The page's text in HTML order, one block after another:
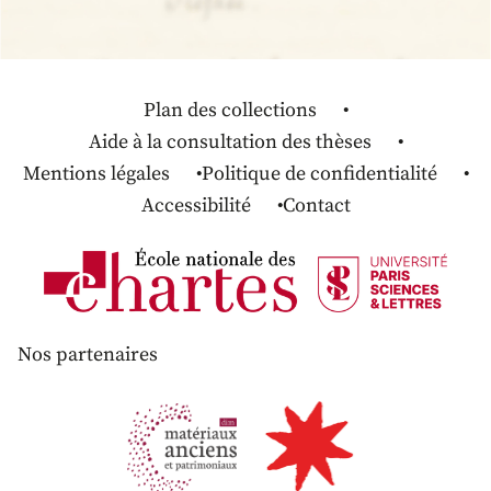
Plan des collections
Aide à la consultation des thèses
Mentions légales
Politique de confidentialité
Accessibilité
Contact
Nos partenaires